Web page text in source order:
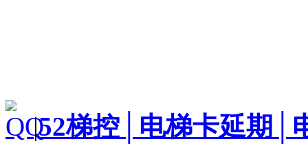
|52梯控│电梯卡延期│